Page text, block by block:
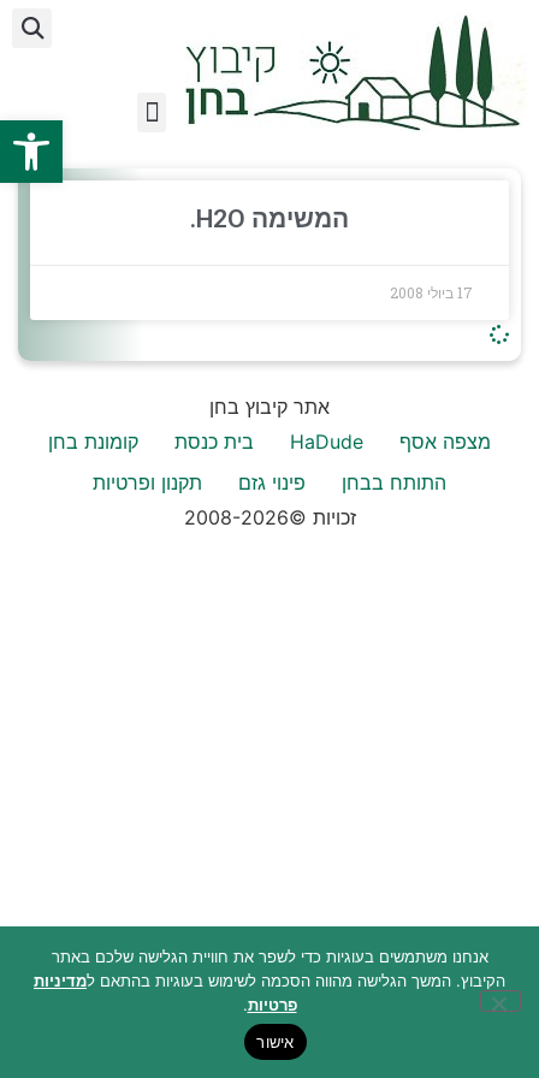
המשימה H2O.
17 ביולי 2008
אתר קיבוץ בחן
מצפה אסף
HaDude בית כנסת
קומונת בחן
התותח בבחן
פינוי גזם
תקנון ופרטיות
זכויות ©2008-2026
אנחנו משתמשים בעוגיות כדי לשפר את חוויית הגלישה שלכם באתר
הקיבוץ. המשך הגלישה מהווה הסכמה לשימוש בעוגיות בהתאם למדיניות
פרטיות.
אישור